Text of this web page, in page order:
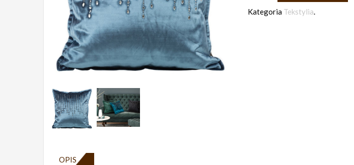
Royal
Kategoria Tekstylia.
OPIS